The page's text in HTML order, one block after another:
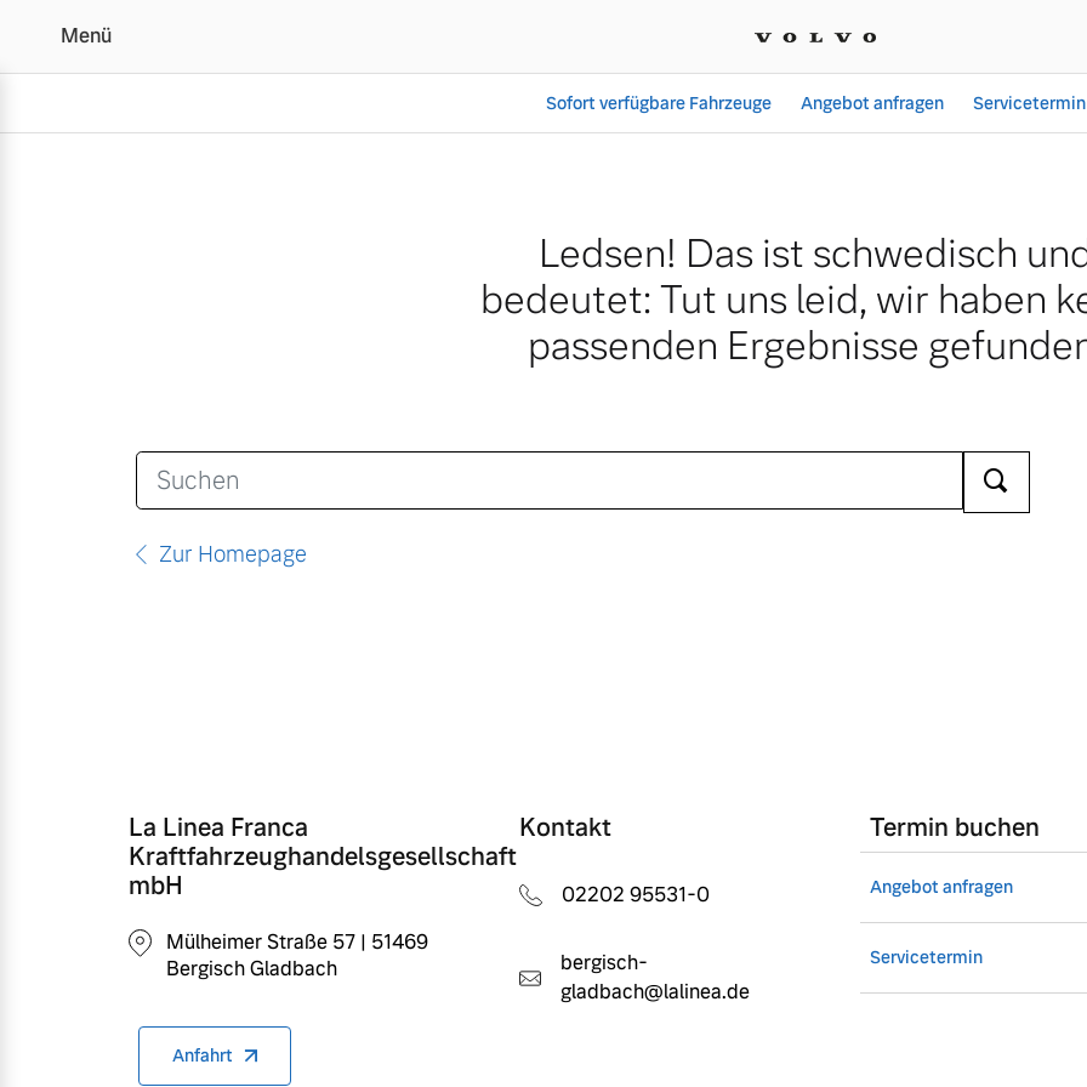
Menü
Sofort verfügbare Fahrzeuge Angebot anfragen Servicetermin
3 Modelle
Geschäftskunden
Editionsmodelle
Konnektivität
Angebot anfragen
Aktuelle Angebote
Volvo Gebrauchtwagenbörse
Über uns
Kontakt und Anfahrt
Ledsen! Das ist schwedisch
bedeutet: Tut uns leid, wir haben
passenden Ergebnisse
Zur Homepage
La Linea Franca
Kraftfahrzeughandelsgesellschaft
mbH
Mülheimer Straße 57 | 51469
Bergisch Gladbach
Anfahrt
Kontakt
02202 95531-0
bergisch-
gladbach@lalinea.de
Termin buchen
Angebot anfragen
Servicetermin